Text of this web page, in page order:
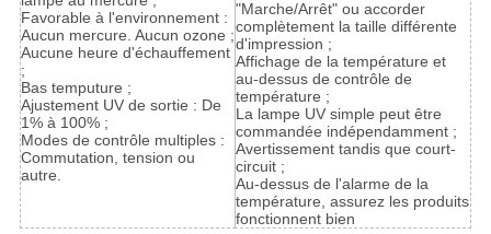
Favorable à l'environnement :
Aucun mercure. Aucun ozone ;
Aucune heure d'échauffement
;
Bas temputure ;
Ajustement UV de sortie : De
1% à 100% ;
Modes de contrôle multiples :
Commutation, tension ou
autre.
"Marche/Arrêt" ou accorder
complètement la taille différente
d'impression ;
Affichage de la température et
au-dessus de contrôle de
température ;
La lampe UV simple peut être
commandée indépendamment ;
Avertissement tandis que court-
circuit ;
Au-dessus de l'alarme de la
température, assurez les produits
fonctionnent bien